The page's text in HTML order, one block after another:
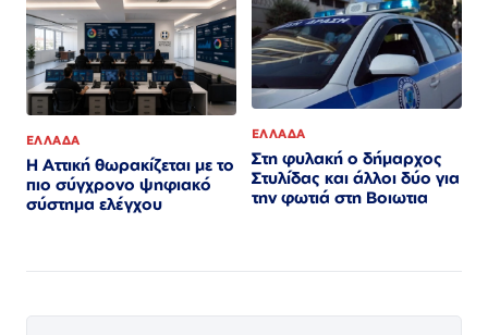
ΕΛΛΑΔΑ
Η Αττική θωρακίζεται με το
πιο σύγχρονο ψηφιακό
σύστημα ελέγχου
ΕΛΛΑΔΑ
Στη φυλακή ο δήμαρχος
Στυλίδας και άλλοι δύο για
την φωτιά στη Βοιωτια